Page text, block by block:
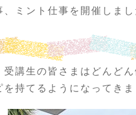
ミント仕事を開催しまし
受講生の皆さまはどんど
持てるようになってきま